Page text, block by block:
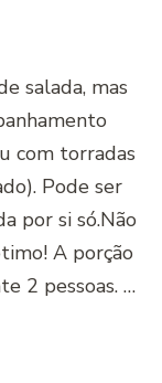
salada, mas
com torradas
Pode ser
por si só.Não
A porção
2 pessoas. …